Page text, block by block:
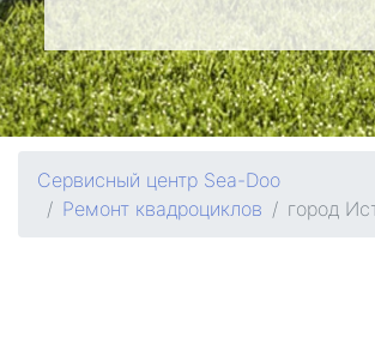
Сервисный центр Sea-Doo
Ремонт квадроциклов
город